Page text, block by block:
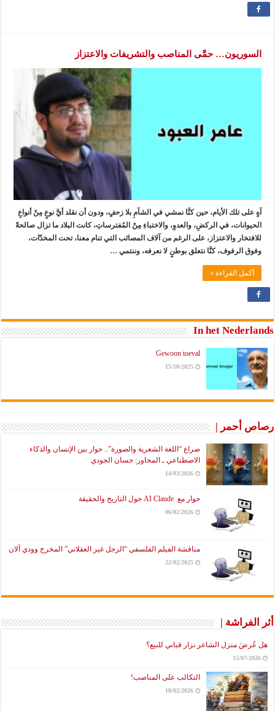
السوريون… حمَّى المناصب والتشريفات والاعتزاز
آهٍ على تلك الأيام، حين كنَّا نمشي في الشآمِ بلا زحفٍ، ودون أن نقلد أيَّ نوعٍ مِنْ أنواعِ
الحيوانات، في الركضِ، والعدوِ، والاختباءِ مِنْ المُفترساتِ، كانت البلاد ما تزال صالحةً
للافتخار والاعتزاز، على الرغم من آلاف المصائب التي تنام معنا، تحت المخدّات،
وفوق الرفوف، كنَّا نتعلق بوطنٍ لا نعرفه، وننتمي …
أكمل القراءة »
In het Nederlands
Gewoon toeval
15/10/2025
رصاص أحمر |
صراع “اللغة الشعرية والصورة”.. حوار بين الإنسان والذكاء
الاصطناعي ـ المحاور: حسان الجودي
14/03/2026
حوار مع AI Claude حول التاريخ والحقيقة
06/02/2026
مناقشة الفيلم الفلسفي “الرجل غير العقلاني” المخرج وودي آلان
22/02/2025
أثر الفراشة |
هل عُرضَ منزل الشاعر نزار قباني للبيع؟
15/07/2026
التكالب على المناصب!
18/02/2026